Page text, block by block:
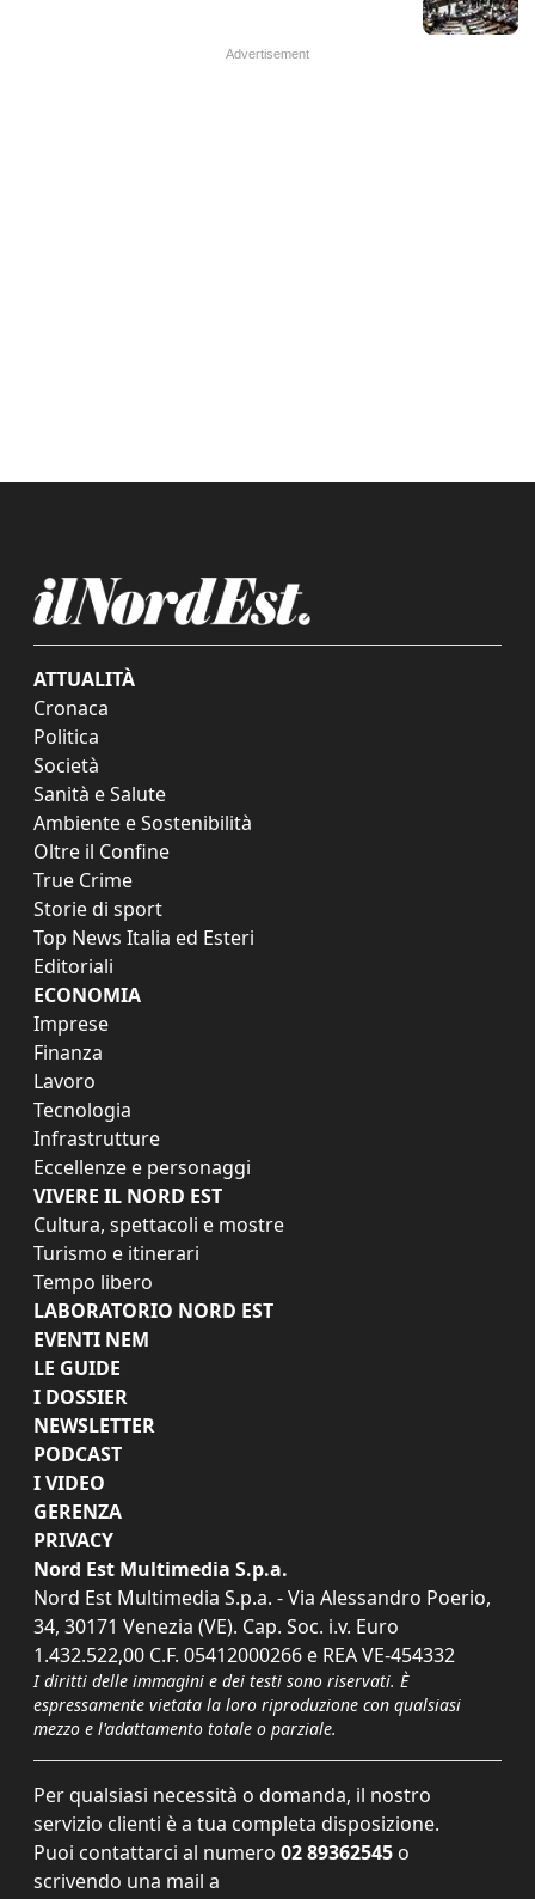
ATTUALITÀ
Cronaca
Politica
Società
Sanità e Salute
Ambiente e Sostenibilità
Oltre il Confine
True Crime
Storie di sport
Top News Italia ed Esteri
Editoriali
ECONOMIA
Imprese
Finanza
Lavoro
Tecnologia
Infrastrutture
Eccellenze e personaggi
VIVERE IL NORD EST
Cultura, spettacoli e mostre
Turismo e itinerari
Tempo libero
LABORATORIO NORD EST
EVENTI NEM
LE GUIDE
I DOSSIER
NEWSLETTER
PODCAST
I VIDEO
GERENZA
PRIVACY
Nord Est Multimedia S.p.a.
Nord Est Multimedia S.p.a. - Via Alessandro Poerio,
34, 30171 Venezia (VE). Cap. Soc. i.v. Euro
1.432.522,00 C.F. 05412000266 e REA VE-454332
I diritti delle immagini e dei testi sono riservati. È
espressamente vietata la loro riproduzione con qualsiasi
mezzo e l'adattamento totale o parziale.
Per qualsiasi necessità o domanda, il nostro
servizio clienti è a tua completa disposizione.
Puoi contattarci al numero 02 89362545 o
scrivendo una mail a